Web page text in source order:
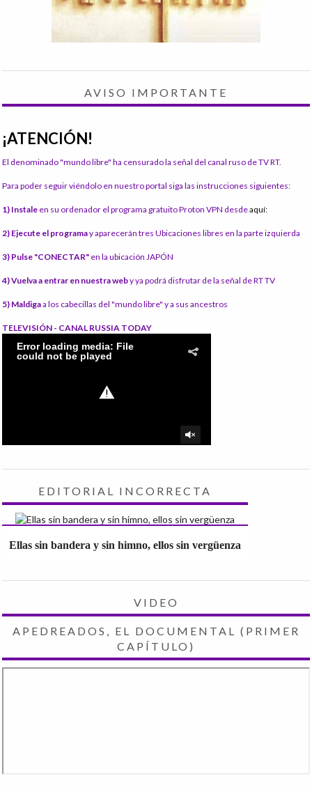
AVISO IMPORTANTE
¡ATENCIÓN!
El denominado "mundo libre" ha censurado la señal del canal ruso de TV RT.
Para poder seguir viéndolo en nuestro portal siga las instrucciones siguientes:
1) Instale en su ordenador el programa gratuito Proton VPN desdeaquí:
2) Ejecute el programay aparecerán tres Ubicaciones libres en la parte izquierda
3) Pulse "CONECTAR" en la ubicación JAPÓN
4) Vuelva a entrar en nuestra weby ya podrá disfrutar de la señal de RT TV
5) Maldigaa los cabecillas del "mundo libre" y a sus ancestros
TELEVISIÓN - CANAL RUSSIA TODAY
EDITORIAL INCORRECTA
Ellas sin bandera y sin himno, ellos sin vergüenza
VIDEO
APEDREADOS, EL DOCUMENTAL (PRIMER
CAPÍTULO)